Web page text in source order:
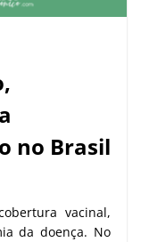
no Brasil
vacinal,
da doença. No